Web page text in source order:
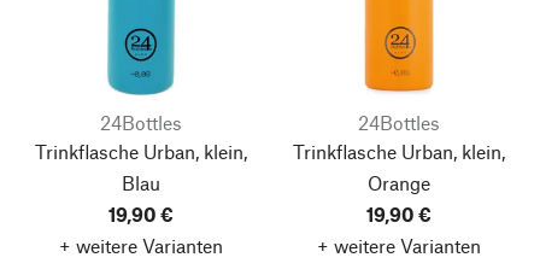
24Bottles
Trinkflasche Urban, klein,
Blau
19,90 €
+ weitere Varianten
24Bottles
Trinkflasche Urban, klein,
Orange
19,90 €
+ weitere Varianten